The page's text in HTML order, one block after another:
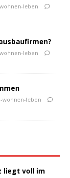
leben
leben
wohnen-leben
liegt voll im